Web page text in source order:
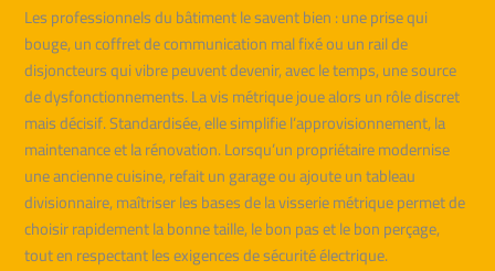
Les professionnels du bâtiment le savent bien : une prise qui
bouge, un coffret de communication mal fixé ou un rail de
disjoncteurs qui vibre peuvent devenir, avec le temps, une source
de dysfonctionnements. La vis métrique joue alors un rôle discret
mais décisif. Standardisée, elle simplifie l’approvisionnement, la
maintenance et la rénovation. Lorsqu’un propriétaire modernise
une ancienne cuisine, refait un garage ou ajoute un tableau
divisionnaire, maîtriser les bases de la visserie métrique permet de
choisir rapidement la bonne taille, le bon pas et le bon perçage,
tout en respectant les exigences de sécurité électrique.